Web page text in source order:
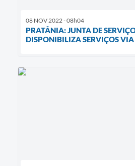
08 NOV 2022 - 08h04
PRATÂNIA: JUNTA DE
DISPONIBILIZA SERVIÇOS